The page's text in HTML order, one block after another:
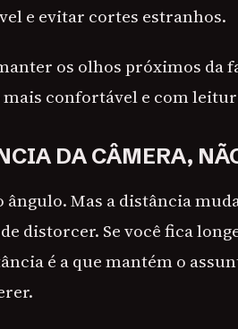
e evitar cortes estranhos.
os olhos próximos da
confortável e com
DA CÂMERA,
Mas a distância
distorcer. Se você fica
é a que mantém o